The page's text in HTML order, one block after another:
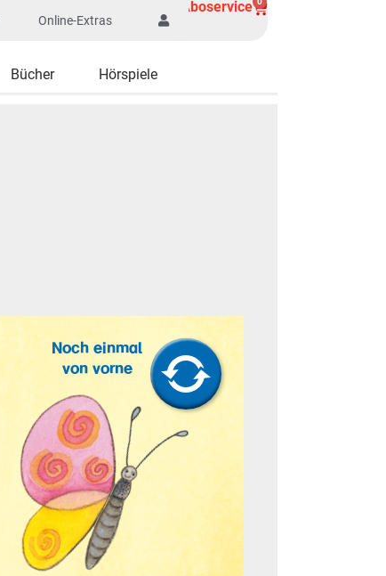
Online-Extras
Aboservice
Bücher Hörspiele